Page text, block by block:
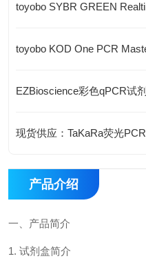
产品介绍
一、 产品简介
1. 试剂盒简介